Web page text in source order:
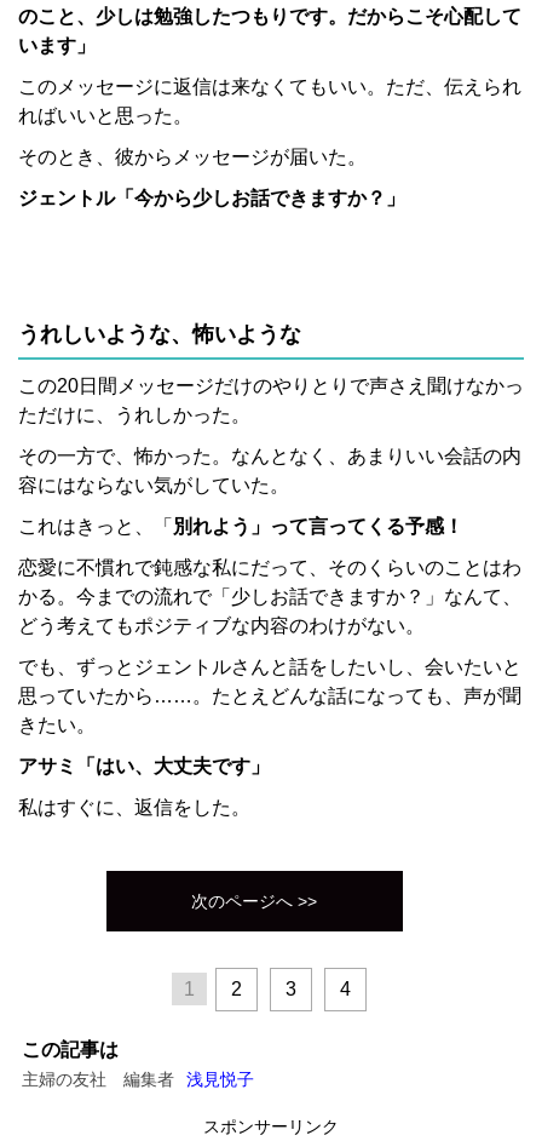
のこと、少しは勉強したつもりです。だからこそ心配して
います」
このメッセージに返信は来なくてもいい。ただ、伝えられ
ればいいと思った。
そのとき、彼からメッセージが届いた。
ジェントル「今から少しお話できますか？」
うれしいような、怖いような
この20日間メッセージだけのやりとりで声さえ聞けなかっ
ただけに、うれしかった。
その一方で、怖かった。なんとなく、あまりいい会話の内
容にはならない気がしていた。
これはきっと、「 別れよう」って言ってくる予感！
恋愛に不慣れで鈍感な私にだって、そのくらいのことはわ
かる。今までの流れで「少しお話できますか？」なんて、
どう考えてもポジティブな内容のわけがない。
でも、ずっとジェントルさんと話をしたいし、会いたいと
思っていたから……。たとえどんな話になっても、声が聞
きたい。
アサミ「はい、大丈夫です」
私はすぐに、返信をした。
次のページへ >>
1 2 3 4
この記事は
主婦の友社 編集者 浅見悦子
スポンサーリンク